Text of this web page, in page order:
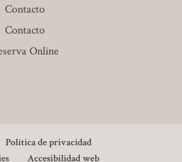
Contacto
Contacto
Online
Política de privacidad
Accesibilidad web